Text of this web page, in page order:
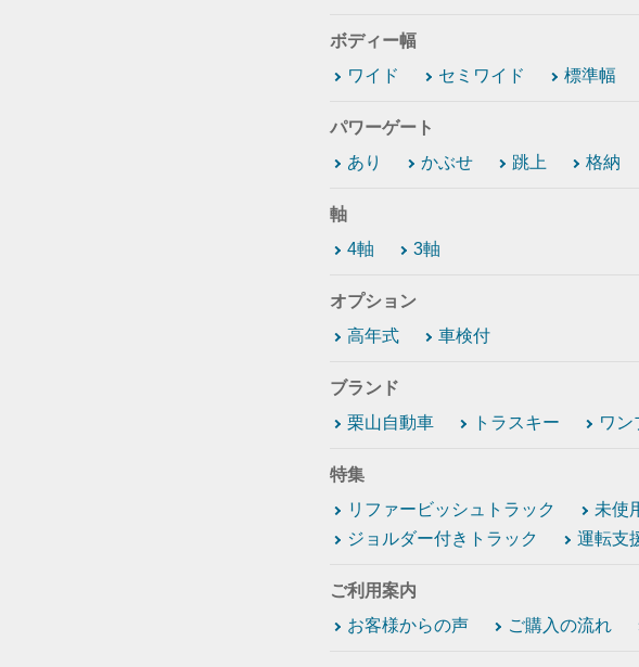
ボディー幅
ワイド
セミワイド 標準幅
パワーゲート
あり
かぶせ 跳上 格納
軸
4軸
3軸
オプション
高年式
車検付
ブランド
栗山自動車
トラスキー ワン
特集
リファービッシュトラック
未使
ジョルダー付きトラック
運転支
ご利用案内
お客様からの声
ご購入の流れ